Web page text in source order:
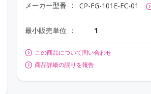
メーカー型番 CP-FG-101E-FC-01
最小販売単位 1
この商品について問い合わせ
商品詳細の誤りを報告